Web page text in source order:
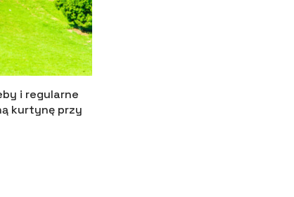
i regularne
kurtynę przy